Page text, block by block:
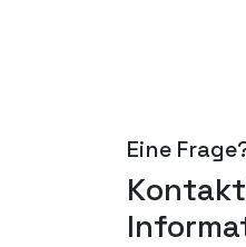
Eine